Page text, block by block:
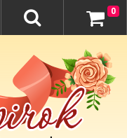
0